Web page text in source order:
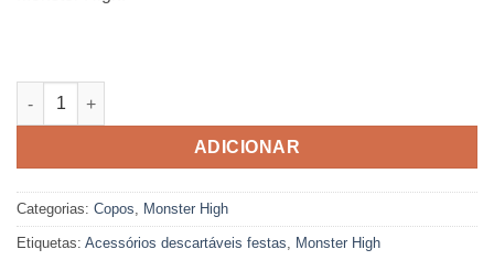
Quantidade de Copos Monster High
ADICIONAR
Categorias: Copos Monster High
Etiquetas: Acessórios descartáveis festas Monster High